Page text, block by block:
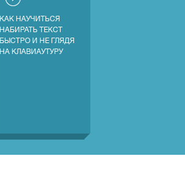
КАК НАУЧИТЬСЯ
НАБИРАТЬ ТЕКСТ
БЫСТРО И НЕ ГЛЯДЯ
НА КЛАВИАУТУРУ